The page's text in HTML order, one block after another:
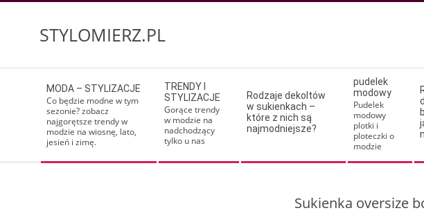
STYLOMIERZ.PL
Navigation
Menu
MODA – STYLIZACJE
Co będzie modne w tym
sezonie? zobacz
najgorętsze trendy w
modzie na wiosnę, lato,
jesień i zimę.
TRENDY I
STYLIZACJE
Gorące trendy
w modzie na
nadchodzący
tylko u nas
Rodzaje dekoltów
w sukienkach –
które z nich są
najmodniejsze?
pudelek
modowy
Pudelek
modowy
plotki i
ploteczki o
modzie
Sukienka oversize